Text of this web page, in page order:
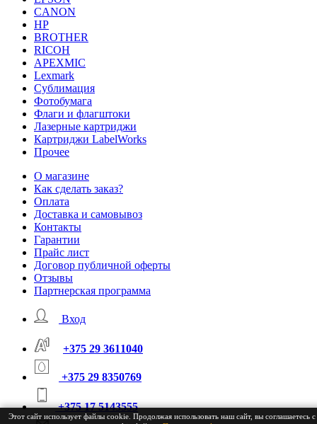
CANON
HP
BROTHER
RICOH
APEXMIC
Lexmark
Сублимация
Фотобумага
Флаги и флагштоки
Лазерные картриджи
Картриджи LabelWorks
Прочее
О магазине
Как сделать заказ?
Оплата
Доставка и самовывоз
Контакты
Гарантии
Прайс лист
Договор публичной оферты
Отзывы
Партнерская программа
Вход
+375 29 3611040
+375 29 8350769
+375 17 5143555
Этот сайт использует файлы cookie. Продолжая использовать наш сайт, вы соглашаетесь с